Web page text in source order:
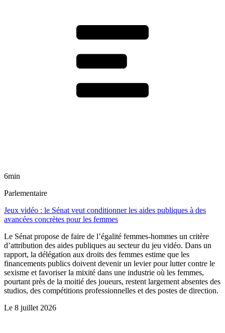
6min
Parlementaire
Jeux vidéo : le Sénat veut conditionner les aides publiques à des
avancées concrètes pour les femmes
Le Sénat propose de faire de l’égalité femmes-hommes un critère
d’attribution des aides publiques au secteur du jeu vidéo. Dans un
rapport, la délégation aux droits des femmes estime que les
financements publics doivent devenir un levier pour lutter contre le
sexisme et favoriser la mixité dans une industrie où les femmes,
pourtant près de la moitié des joueurs, restent largement absentes des
studios, des compétitions professionnelles et des postes de direction.
Le 8 juillet 2026